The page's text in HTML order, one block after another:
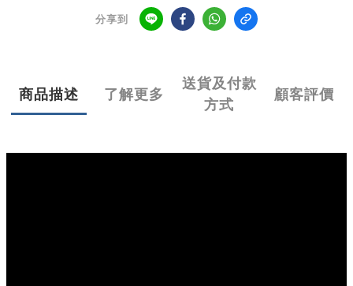
分享到
商品描述 了解更多
送貨及付款
方式
顧客評價